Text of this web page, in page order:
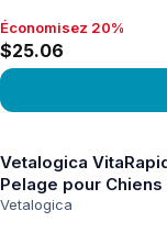
Économisez 20%,
Économisez 20%
$25.06
Vetalogica
Pelage pour Chiens
Vetalogica